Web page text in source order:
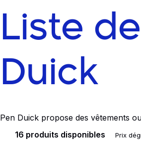
Sweats personnalisables
Marinière
T-shirt
Doudoune
Veste
Liste
Duick
Pen Duick propose des vêtements
16 produits disponibles
Prix